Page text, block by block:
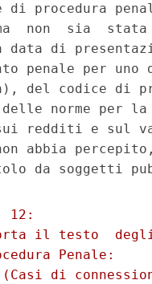
procedura
non  sia
di
penale per
del codice di
delle norme per
redditi e sul
abbia
12:
il testo
Penale:
di